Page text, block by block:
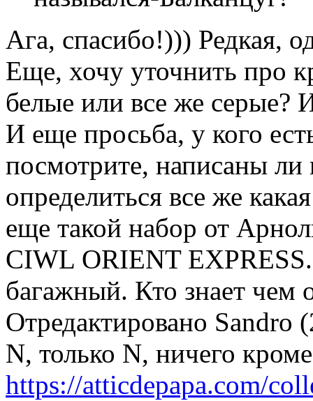
Ага, спасибо!))) Редкая,
Еще, хочу уточнить про
белые или все же серые?
И еще просьба, у кого
посмотрите, написаны
определиться все же
еще такой набор от
CIWL ORIENT
багажный. Кто знает чем
Отредактировано Sandro
N, только N, ничего
https://atticdepapa.com/